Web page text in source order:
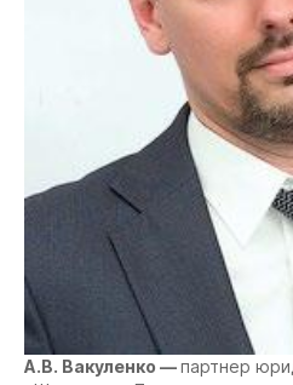
А.В. Вакуленко —партнер